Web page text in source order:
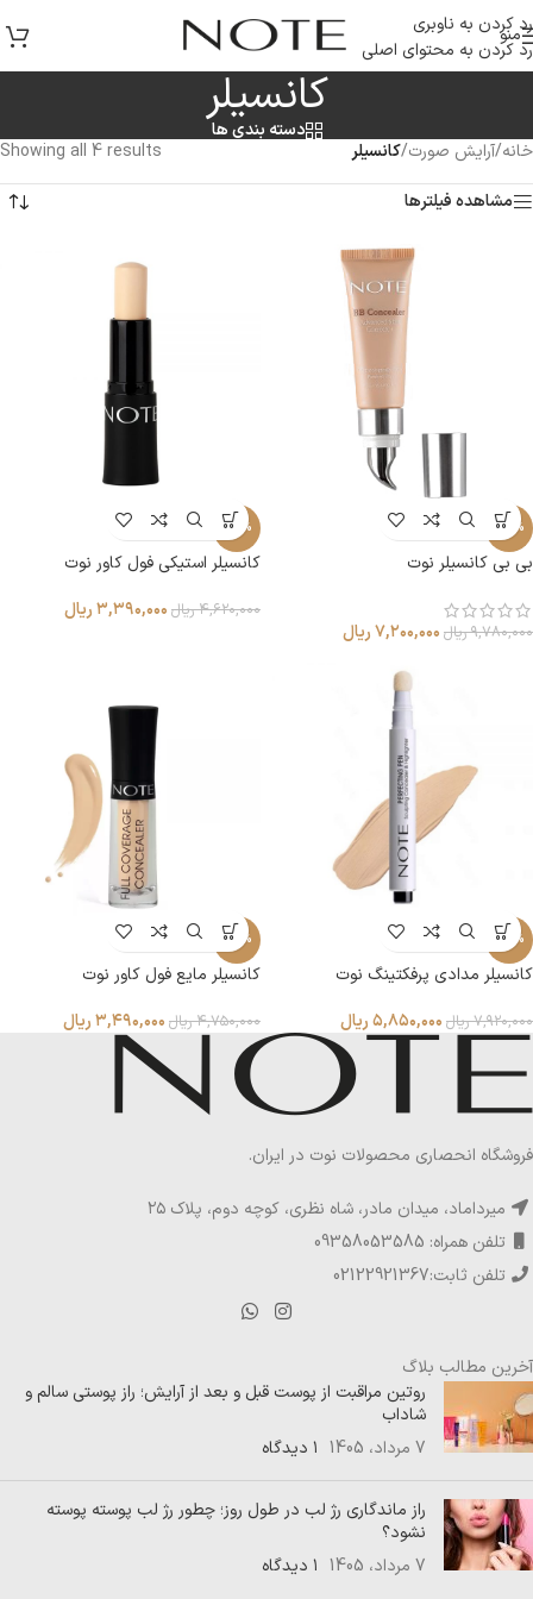
رد کردن به ناوبری
رد کردن به محتوای اصلی
منو
کانسیلر
دسته بندی ها
خانه/آرایش صورت/کانسیلر
Showing all 4 results
مشاهده فیلترها
-26%
بی بی کانسیلر نوت
۹,۷۸۰,۰۰۰ ریال ۷,۲۰۰,۰۰۰ریال
-27%
کانسیلر استیکی فول کاور نوت
۴,۶۲۰,۰۰۰ ریال ۳,۳۹۰,۰۰۰ریال
-26%
کانسیلر مدادی پرفکتینگ نوت
۷,۹۲۰,۰۰۰ ریال ۵,۸۵۰,۰۰۰ریال
-27%
کانسیلر مایع فول کاور نوت
۴,۷۵۰,۰۰۰ ریال ۳,۴۹۰,۰۰۰ریال
فروشگاه انحصاری محصولات نوت در ایران.
میرداماد، میدان مادر، شاه نظری، کوچه دوم، پلاک ۲۵
تلفن همراه: 09358053585
تلفن ثابت:02122921367
آخرین مطالب بلاگ
روتین مراقبت از پوست قبل و بعد از آرایش؛ راز پوستی سالم و
شاداب
7 مرداد، 1405
۱ دیدگاه
راز ماندگاری رژ لب در طول روز؛ چطور رژ لب پوسته پوسته
نشود؟
7 مرداد، 1405
۱ دیدگاه